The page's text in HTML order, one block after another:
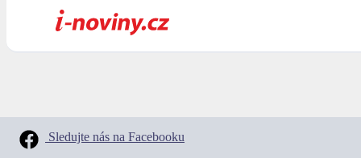
Sledujte nás na Facebooku